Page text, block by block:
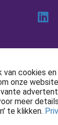
cookies
onze
meer
te klikken.